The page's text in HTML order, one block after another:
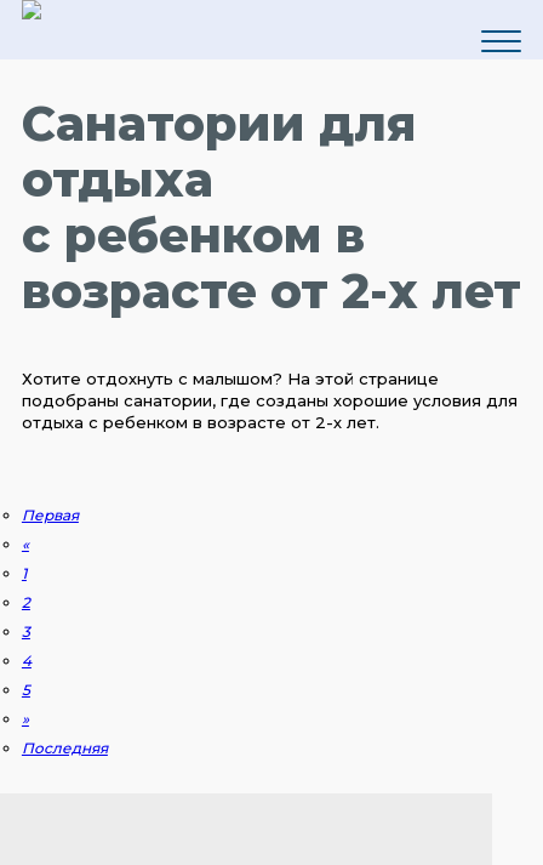
Санатории для
отдыха
с ребенком в
возрасте от 2-х лет
Хотите отдохнуть с малышом? На этой странице
подобраны санатории, где созданы хорошие условия для
отдыха с ребенком в возрасте от 2-х лет.
Первая
«
1
2
3
4
5
»
Последняя